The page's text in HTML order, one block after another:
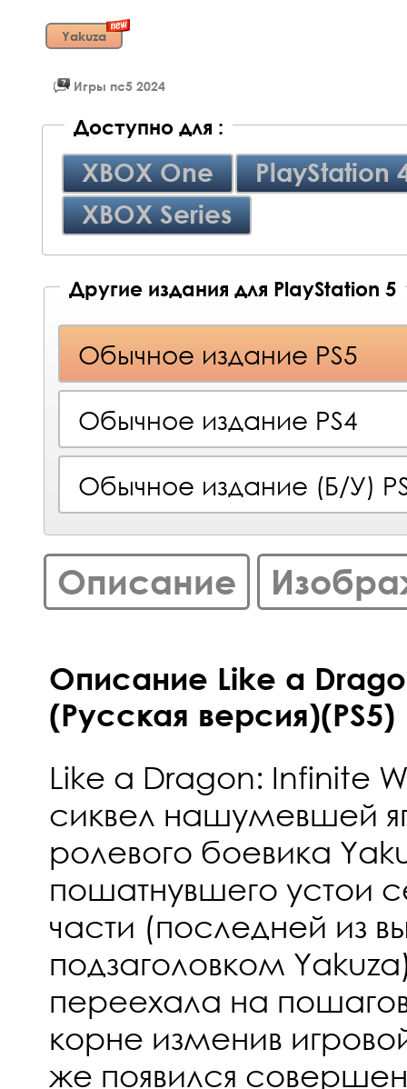
Yakuza
Игры пс5 2024
Доступно для :
XBOX One
PlayStation
XBOX Series
Другие издания для PlayStation 5
Обычное издание PS5
Обычное издание PS4
Обычное издание (Б/У)
Описание
Описание Like a
(Русская версия)(PS5)
Like a Dragon: Infinite
сиквел нашумевшей
ролевого боевика
пошатнувшего устои
части (последней из
подзаголовком
переехала на
корне изменив
же появился